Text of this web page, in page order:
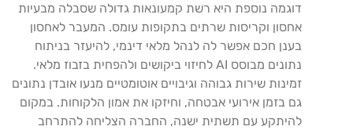
דוגמה נוספת היא רשת קמעונאות גדולה שסבלה מבעיות
אחסון וקריסות שרתים בתקופות עומס. המעבר לאחסון
בענן חכם אפשר לה לנהל מלאי דינמי, להיעזר בניתוח
נתונים מבוסס AI לחיזוי ביקושים ולהפחית בזבוז מלאי.
זמינות שירות גבוהה וגיבויים אוטומטיים מנעו אובדן נתונים
גם בזמן אירועי אבטחה, וחיזקו את אמון הלקוחות. במקום
להיתקע עם תשתית ישנה, החברה הצליחה להתרחב